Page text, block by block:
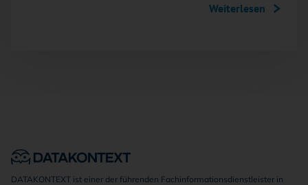
Weiterlesen
DATAKONTEXT ist einer der führenden Fachinformationsdienstleister in